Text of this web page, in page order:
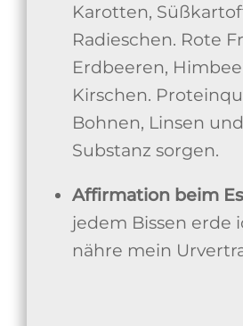
Karotten,
Radieschen. Rote
Erdbeeren,
Kirschen.
Bohnen, Linsen
Substanz sorgen.
Affirmation beim
jedem Bissen erde
nähre mein